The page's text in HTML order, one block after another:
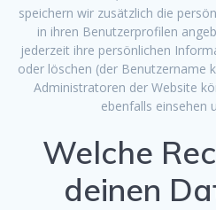
speichern wir zusätzlich die
in ihren Benutzerprofilen
jederzeit ihre persönlichen
oder löschen (der Benutzername
Administratoren der Website
ebenfalls einsehen
Welche
deinen